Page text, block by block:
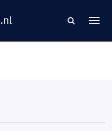
.nl